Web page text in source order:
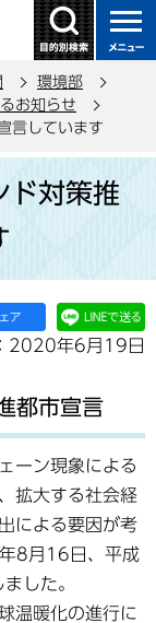
環境部
お知らせ
言しています
ド対策推
2020年6月19日
都市宣言
ーン現象による
拡大する社会経
による要因が考
8月16日、平成
した。
温暖化の進行に